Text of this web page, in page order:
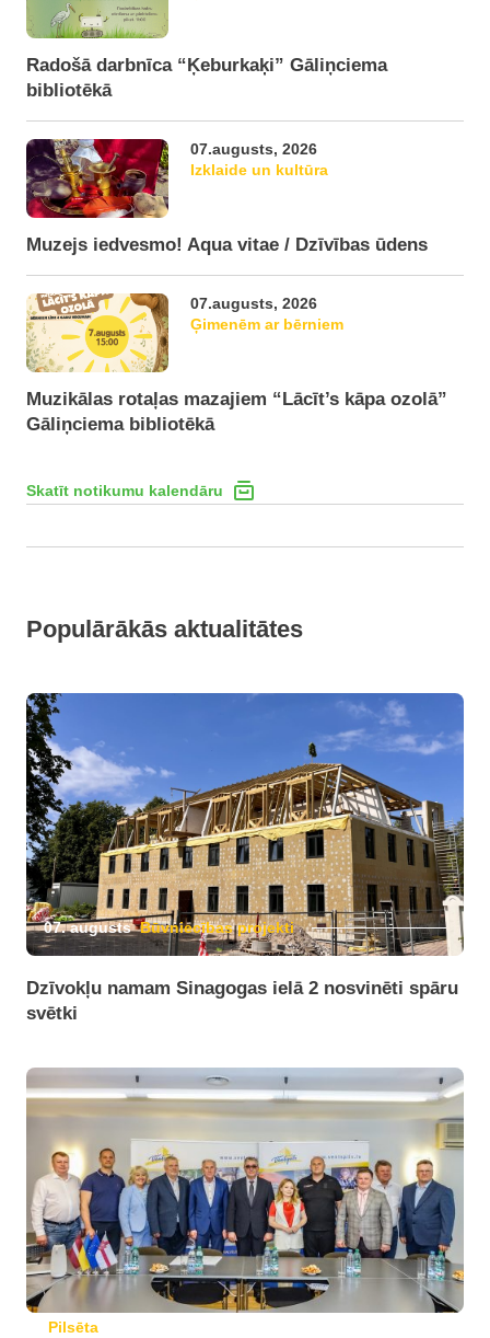
Radošā darbnīca “Ķeburkaķi” Gāliņciema
bibliotēkā
07.augusts, 2026
Izklaide un kultūra
Muzejs iedvesmo! Aqua vitae / Dzīvības ūdens
07.augusts, 2026
Ģimenēm ar bērniem
Muzikālas rotaļas mazajiem “Lācīt’s kāpa ozolā”
Gāliņciema bibliotēkā
Skatīt notikumu kalendāru
Populārākās aktualitātes
07. augusts Būvniecības projekti
Dzīvokļu namam Sinagogas ielā 2 nosvinēti spāru
svētki
Pilsēta